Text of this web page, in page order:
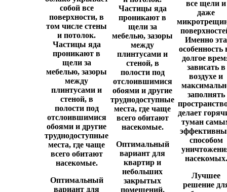
собой все
поверхности, в
том числе стены
и потолок.
Частицы яда
проникают в
щели за
мебелью, зазоры
между
плинтусами и
стеной, в
полости под
отслоившимися
обоями и другие
труднодоступные
места, где чаще
всего обитают
насекомые.
Оптимальный
вариант для
Частицы яда
проникают в
щели за
мебелью, зазоры
между
плинтусами и
стеной, в
полости под
отслоившимися
обоями и другие
труднодоступные
места, где чаще
всего обитают
насекомые.
Оптимальный
вариант для
квартир и
небольших
закрытых
помещений.
все щели и
даже
Именно эта
особенность
долгое
зависать в
воздухе и
заполнять
делает
туман
способом
насекомых.
Лучшее
решение